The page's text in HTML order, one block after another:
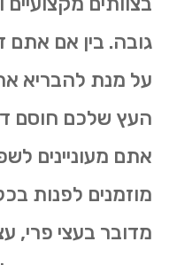
גובה. בין אם אתם
על מנת להבריא
העץ שלכם חוסם
אתם מעוניינים
מוזמנים לפנות
מדובר בעצי פרי,